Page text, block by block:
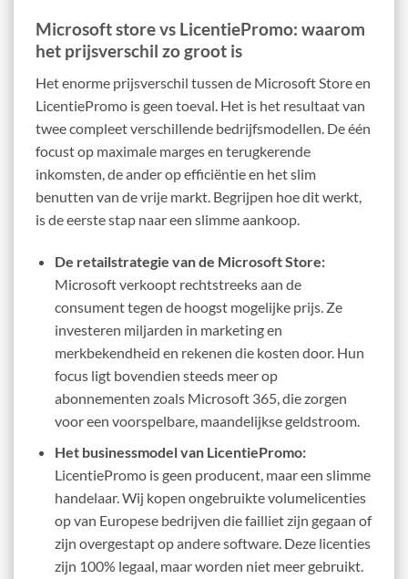
Microsoft store vs LicentiePromo: waarom
het prijsverschil zo groot is
Het enorme prijsverschil tussen de Microsoft Store en
LicentiePromo is geen toeval. Het is het resultaat van
twee compleet verschillende bedrijfsmodellen. De één
focust op maximale marges en terugkerende
inkomsten, de ander op efficiëntie en het slim
benutten van de vrije markt. Begrijpen hoe dit werkt,
is de eerste stap naar een slimme aankoop.
De retailstrategie van de Microsoft Store:
Microsoft verkoopt rechtstreeks aan de
consument tegen de hoogst mogelijke prijs. Ze
investeren miljarden in marketing en
merkbekendheid en rekenen die kosten door. Hun
focus ligt bovendien steeds meer op
abonnementen zoals Microsoft 365, die zorgen
voor een voorspelbare, maandelijkse geldstroom.
Het businessmodel van LicentiePromo:
LicentiePromo is geen producent, maar een slimme
handelaar. Wij kopen ongebruikte volumelicenties
op van Europese bedrijven die failliet zijn gegaan of
zijn overgestapt op andere software. Deze licenties
zijn 100% legaal, maar worden niet meer gebruikt.